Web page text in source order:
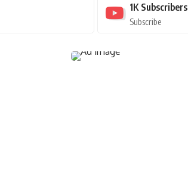
1K Subscribers
Subscribe